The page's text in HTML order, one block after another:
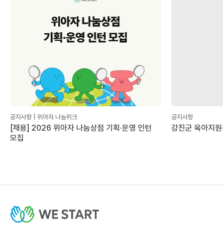
공지사항 | 위아자 나눔위크
[채용] 2026 위아자 나눔상점 기획·운영 인턴
모집
공지사항
강진군 육아지